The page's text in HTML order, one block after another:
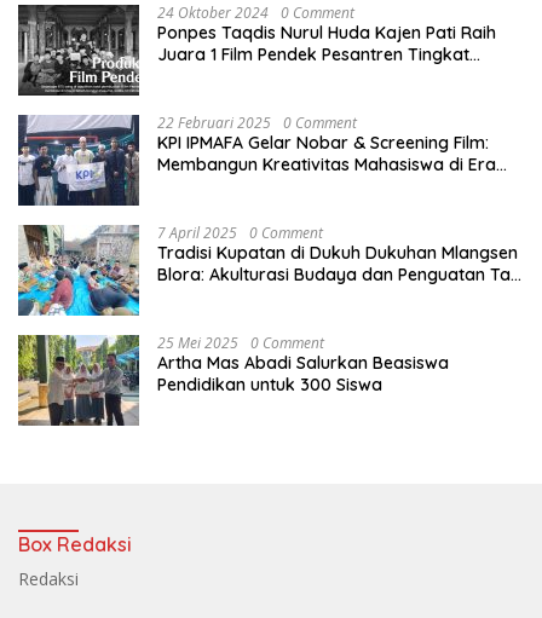
24 Oktober 2024 0 Comment
Ponpes Taqdis Nurul Huda Kajen Pati Raih
Juara 1 Film Pendek Pesantren Tingkat
22 Februari 2025 0 Comment
KPI IPMAFA Gelar Nobar & Screening Film:
Membangun Kreativitas Mahasiswa di Era
7 April 2025 0 Comment
Tradisi Kupatan di Dukuh Dukuhan Mlangsen
Blora: Akulturasi Budaya dan Penguatan Tali
25 Mei 2025 0 Comment
Artha Mas Abadi Salurkan Beasiswa
Pendidikan untuk 300 Siswa
Box Redaksi
Redaksi